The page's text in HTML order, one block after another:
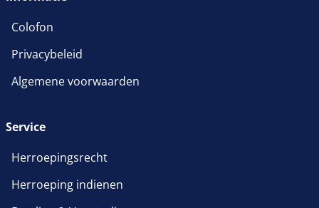
Colofon
Privacybeleid
Algemene voorwaarden
Service
Herroepingsrecht
Herroeping indienen